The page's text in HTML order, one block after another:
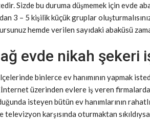
Sizde bu duruma düşmemek için evde
3 – 5 kişilik küçük gruplar
hemde verilen sayıdaki abaküsü
evde nikah şekeri
binlerce ev hanımının yapmak
üzerinden evlere iş veren
isteyen bütün ev hanımlarının
karşısında oturmaktan